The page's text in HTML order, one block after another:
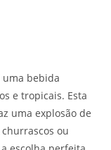
uma bebida
e tropicais. Esta
uma explosão de
ou